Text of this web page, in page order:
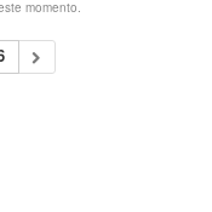
momento.